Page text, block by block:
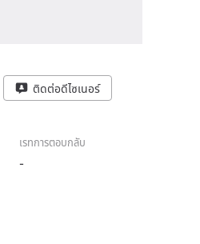
ติดต่อดีไซเนอร์
เรทการตอบกลับ
-